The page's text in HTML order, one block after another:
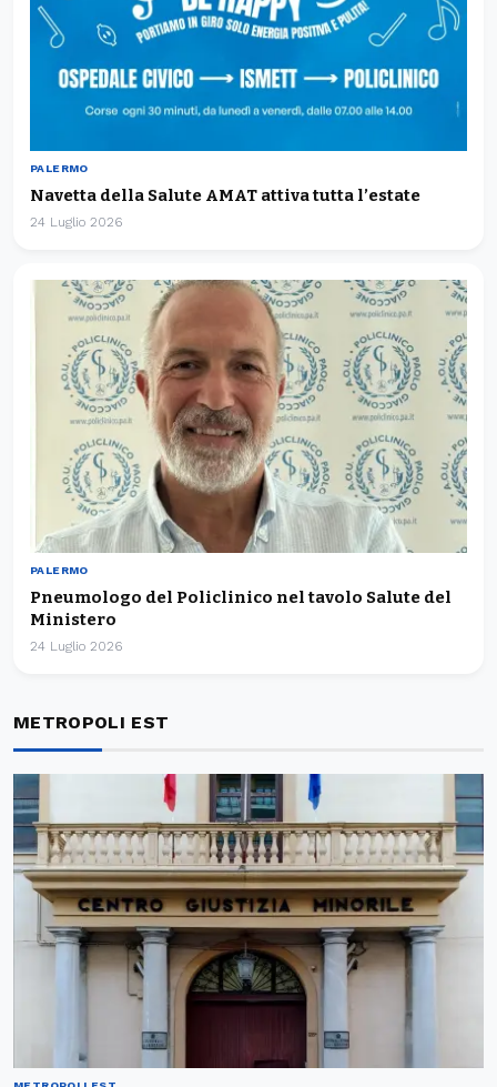
PALERMO
Navetta della Salute AMAT attiva tutta l’estate
24 Luglio 2026
PALERMO
Pneumologo del Policlinico nel tavolo Salute del
Ministero
24 Luglio 2026
METROPOLI EST